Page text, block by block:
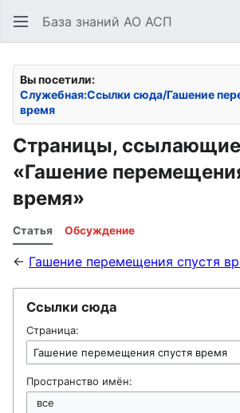
База знаний АО АСП
Вы посетили:
Служебная:Ссылки сюда/Гашение
время
Страницы,
«Гашение
время»
Статья Обсуждение
← Гашение перемещения спустя
Ссылки сюда
Страница:
Пространство имён: